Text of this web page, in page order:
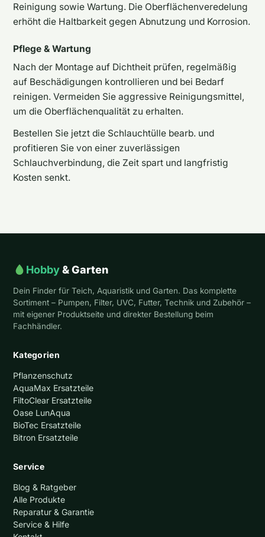
Reinigung sowie Wartung. Die Oberflächenveredelung
erhöht die Haltbarkeit gegen Abnutzung und Korrosion.
Pflege & Wartung
Nach der Montage auf Dichtheit prüfen, regelmäßig
auf Beschädigungen kontrollieren und bei Bedarf
reinigen. Vermeiden Sie aggressive Reinigungsmittel,
um die Oberflächenqualität zu erhalten.
Bestellen Sie jetzt die Schlauchtülle bearb. und
profitieren Sie von einer zuverlässigen
Schlauchverbindung, die Zeit spart und langfristig
Kosten senkt.
Hobby& Garten
Dein Finder für Teich, Aquaristik und Garten. Das komplette
Sortiment – Pumpen, Filter, UVC, Futter, Technik und Zubehör –
mit eigener Produktseite und direkter Bestellung beim
Fachhändler.
Kategorien
Pflanzenschutz
AquaMax Ersatzteile
FiltoClear Ersatzteile
Oase LunAqua
BioTec Ersatzteile
Bitron Ersatzteile
Service
Blog & Ratgeber
Alle Produkte
Reparatur & Garantie
Service & Hilfe